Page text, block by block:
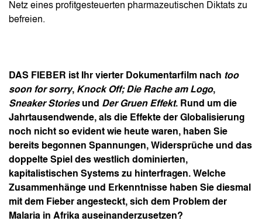
Netz eines profitgesteuerten pharmazeutischen Diktats zu
befreien.
DAS FIEBER ist Ihr vierter Dokumentarfilm nach too
soon for sorry, Knock Off; Die Rache am Logo,
Sneaker Storiesund Der Gruen Effekt. Rund um die
Jahrtausendwende, als die Effekte der Globalisierung
noch nicht so evident wie heute waren, haben Sie
bereits begonnen Spannungen, Widersprüche und das
doppelte Spiel des westlich dominierten,
kapitalistischen Systems zu hinterfragen. Welche
Zusammenhänge und Erkenntnisse haben Sie diesmal
mit dem Fieber angesteckt, sich dem Problem der
Malaria in Afrika auseinanderzusetzen?